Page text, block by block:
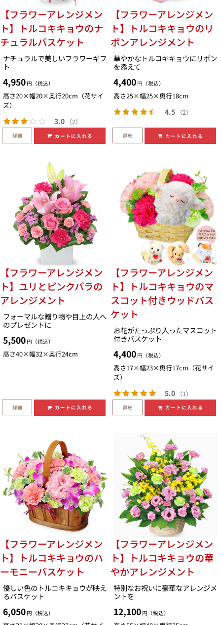
【フラワーアレンジメン
ト】トルコキキョウのナ
チュラルバスケット
ナチュラルで美しいフラワーギフ
ト
4,950 円（税込）
高さ20×幅20×奥行20cm（花サイ
ズ）
3.0 （2）
詳細 カートに入れる
【フラワーアレンジメン
ト】トルコキキョウのリ
ボンアレンジメント
華やかなトルコキキョウにリボン
を添えて
4,400 円（税込）
高さ25×幅25×奥行18cm
4.5 （2）
詳細 カートに入れる
【フラワーアレンジメン
ト】ユリとピンクバラの
アレンジメント
フォーマルな贈り物や目上の人へ
のプレゼントに
5,500 円（税込）
高さ40×幅32×奥行24cm
詳細 カートに入れる
【フラワーアレンジメン
ト】トルコキキョウのマ
スコット付きウッドバス
ケット
お花がたっぷり入ったマスコット
付きバスケット
4,400 円（税込）
高さ17×幅23×奥行17cm（花サイ
ズ）
5.0 （1）
詳細 カートに入れる
【フラワーアレンジメン
ト】トルコキキョウのハ
ーモニーバスケット
優しい色のトルコキキョウが映え
るバスケット
6,050 円（税込）
【フラワーアレンジメン
ト】トルコキキョウの華
やかアレンジメント
特別なお祝いに豪華なアレンジメ
ントを
12,100 円（税込）